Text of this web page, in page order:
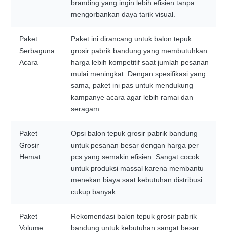
branding yang ingin lebih efisien tanpa
mengorbankan daya tarik visual.
Paket
Serbaguna
Acara
Paket ini dirancang untuk balon tepuk
grosir pabrik bandung yang membutuhkan
harga lebih kompetitif saat jumlah pesanan
mulai meningkat. Dengan spesifikasi yang
sama, paket ini pas untuk mendukung
kampanye acara agar lebih ramai dan
seragam.
Paket
Grosir
Hemat
Opsi balon tepuk grosir pabrik bandung
untuk pesanan besar dengan harga per
pcs yang semakin efisien. Sangat cocok
untuk produksi massal karena membantu
menekan biaya saat kebutuhan distribusi
cukup banyak.
Paket
Volume
Rekomendasi balon tepuk grosir pabrik
bandung untuk kebutuhan sangat besar